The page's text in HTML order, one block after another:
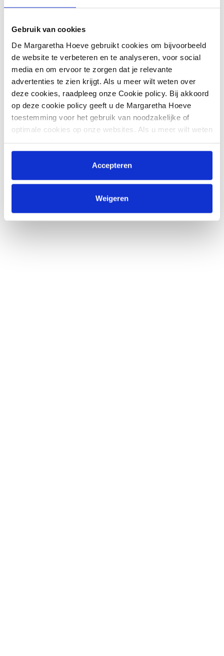
Gebruik van cookies
De Margaretha Hoeve gebruikt cookies om bijvoorbeeld
de website te verbeteren en te analyseren, voor social
media en om ervoor te zorgen dat je relevante
advertenties te zien krijgt. Als u meer wilt weten over
deze cookies, raadpleeg onze Cookie policy. Bij akkoord
op deze cookie policy geeft u de Margaretha Hoeve
toestemming voor het gebruik van noodzakelijke of
optimale cookies op onze websites. Als u meer wilt weten
raadpleeg onzePrivacyverklaring. U kunt de cookie
instellingen te allen tijde aanpassen via de link onderaan
de website.
Accepteren
Weigeren